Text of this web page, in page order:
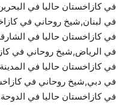
في كازاخستان حاليا في
في لبنان,شيخ روحاني في
في كازاخستان حاليا في
في الرياض,شيخ روحاني في
في كازاخستان حاليا في
في دبي,شيخ روحاني في
في كازاخستان حاليا في